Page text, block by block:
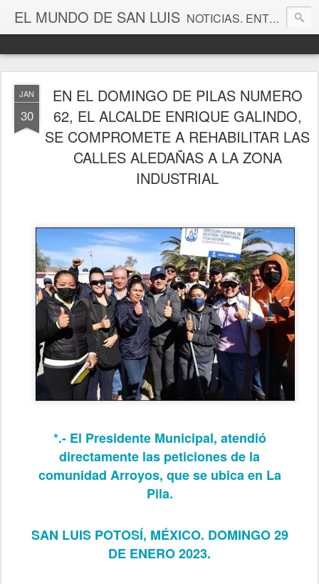
EL MUNDO DE SAN LUIS NOTICIAS. ENTRETENIMIENTO. EDITORIALES. CANAL DE VÍDEOS. GALERÍA DE FOTOGRAFÍAS.
JAN
30
EN EL DOMINGO DE PILAS NUMERO
62, EL ALCALDE ENRIQUE GALINDO,
SE COMPROMETE A REHABILITAR LAS
CALLES ALEDAÑAS A LA ZONA
INDUSTRIAL
*.- El Presidente Municipal, atendió
directamente las peticiones de la
comunidad Arroyos, que se ubica en La
Pila.
SAN LUIS POTOSÍ, MÉXICO. DOMINGO 29
DE ENERO 2023.